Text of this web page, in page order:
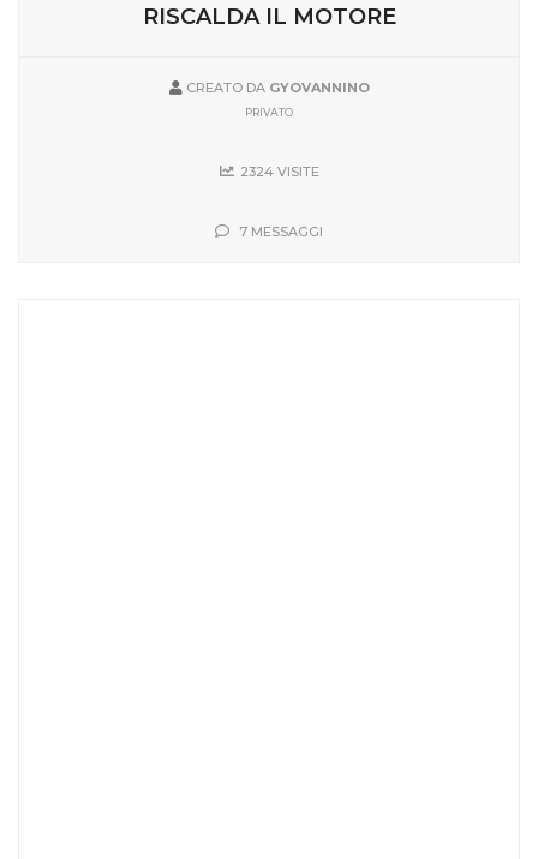
RISCALDA IL MOTORE
CREATO DA GYOVANNINO
PRIVATO
2324 VISITE
7 MESSAGGI